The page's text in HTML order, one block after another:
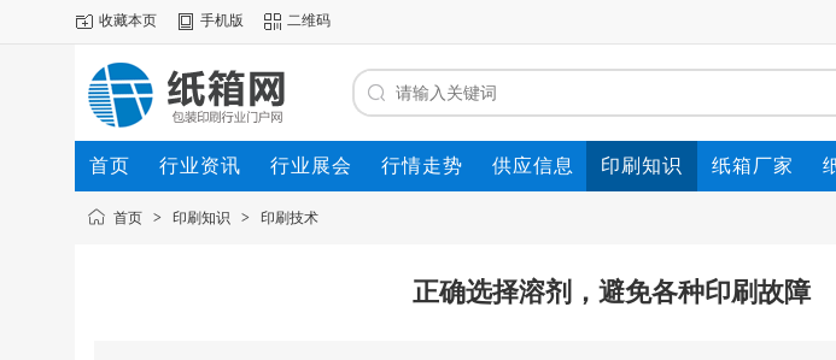
收藏本页 手机版 二维码
首页 行业资讯 行业展会 行情走势 供应信息 印刷知识 纸箱厂家
首页 > 印刷知识 > 印刷技术
正确选择溶剂，避免各种印刷故障